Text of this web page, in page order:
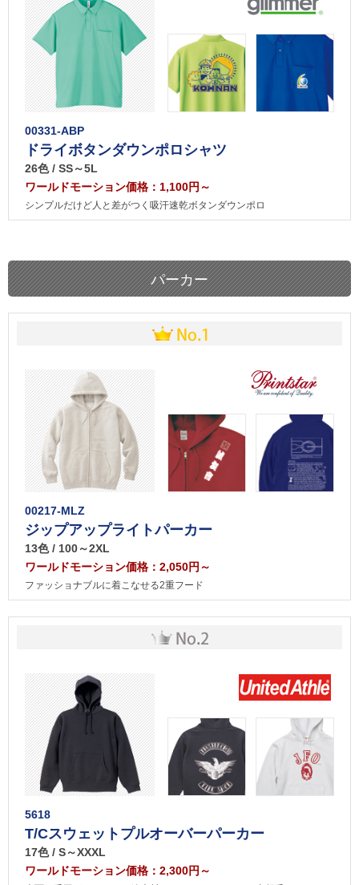
00331-ABP
ドライボタンダウンポロシャツ
26色 / SS～5L
ワールドモーション価格：1,100円～
シンプルだけど人と差がつく吸汗速乾ボタンダウンポロ
パーカー
00217-MLZ
ジップアップライトパーカー
13色 / 100～2XL
ワールドモーション価格：2,050円～
ファッショナブルに着こなせる2重フード
5618
T/Cスウェットプルオーバーパーカー
17色 / S～XXXL
ワールドモーション価格：2,300円～